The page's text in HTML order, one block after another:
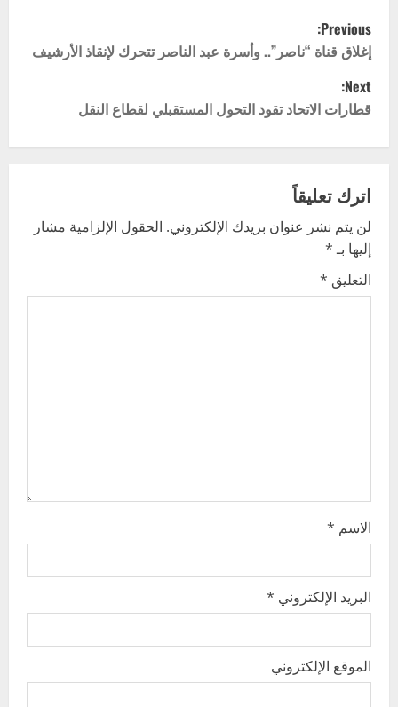
P
o
s
a
v
i
n
Previous:
إغلاق قناة “ناصر”.. وأسرة عبد الناصر تتحرك لإنقاذ الأرشيف
Next:
قطارات الاتحاد تقود التحول المستقبلي لقطاع النقل
اترك تعليقاً
لن يتم نشر عنوان بريدك الإلكتروني. الحقول الإلزامية مشار
إليها بـ*
التعليق *
الاسم *
البريد الإلكتروني *
الموقع الإلكتروني